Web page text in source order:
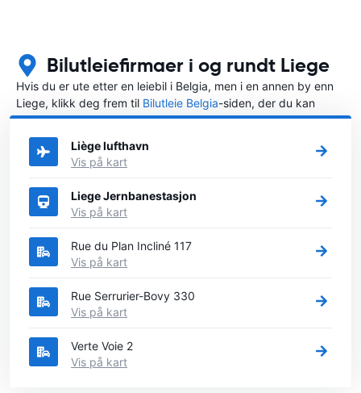
Bilutleiefirmaer i og rundt Liege
Hvis du er ute etter en leiebil i Belgia, men i en annen by enn
Liege, klikk deg frem til Bilutleie Belgia-siden, der du kan
velge byen i Belgia der du vil leie en bil.
Liège lufthavn
Vis på kart
Liege Jernbanestasjon
Vis på kart
Rue du Plan Incliné 117
Vis på kart
Rue Serrurier-Bovy 330
Vis på kart
Verte Voie 2
Vis på kart